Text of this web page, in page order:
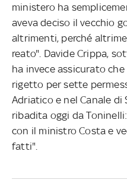
ministero ha
aveva deciso il vecchio
altrimenti, perché
reato". Davide Crippa,
ha invece assicurato
rigetto per sette
Adriatico e nel Canale di
ribadita oggi da
con il ministro Costa e
fatti".